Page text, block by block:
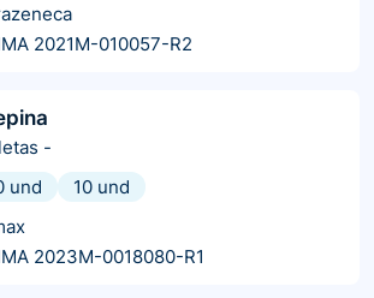
2021M-010057-R2
-
und
10 und
2023M-0018080-R1